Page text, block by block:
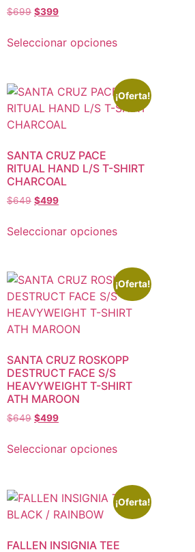
$699 $399
Seleccionar opciones
¡Oferta!
SANTA CRUZ PACE
RITUAL HAND L/S T-SHIRT
CHARCOAL
$649 $499
Seleccionar opciones
¡Oferta!
SANTA CRUZ ROSKOPP
DESTRUCT FACE S/S
HEAVYWEIGHT T-SHIRT
ATH MAROON
$649 $499
Seleccionar opciones
¡Oferta!
FALLEN INSIGNIA TEE